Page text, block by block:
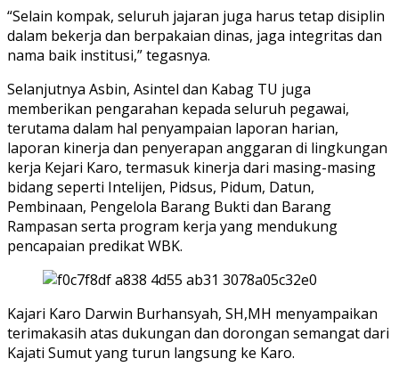
“Selain kompak, seluruh jajaran juga harus tetap disiplin
dalam bekerja dan berpakaian dinas, jaga integritas dan
nama baik institusi,” tegasnya.
Selanjutnya Asbin, Asintel dan Kabag TU juga
memberikan pengarahan kepada seluruh pegawai,
terutama dalam hal penyampaian laporan harian,
laporan kinerja dan penyerapan anggaran di lingkungan
kerja Kejari Karo, termasuk kinerja dari masing-masing
bidang seperti Intelijen, Pidsus, Pidum, Datun,
Pembinaan, Pengelola Barang Bukti dan Barang
Rampasan serta program kerja yang mendukung
pencapaian predikat WBK.
Kajari Karo Darwin Burhansyah, SH,MH menyampaikan
terimakasih atas dukungan dan dorongan semangat dari
Kajati Sumut yang turun langsung ke Karo.